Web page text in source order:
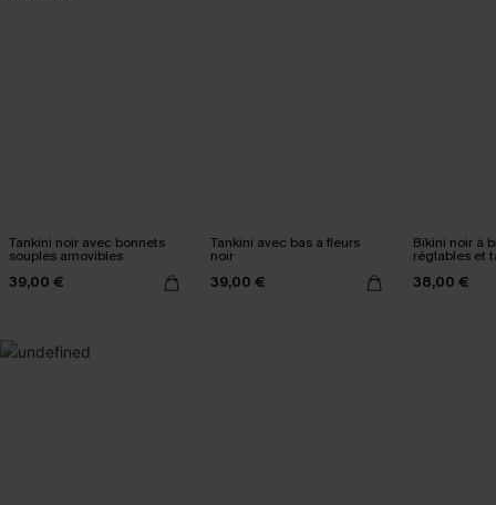
Tankini noir avec bonnets
souples amovibles
39,00 €
Tankini avec bas à fleurs
noir
39,00 €
Bikini noir à
réglables et
38,00 €